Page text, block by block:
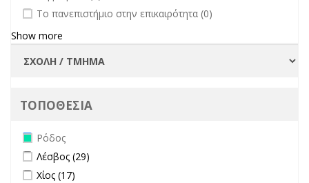
undefined
Το πανεπιστήμιο στην επικαιρότητα (0)
Show more
ΤΟΠΟΘΕΣΙΑ
Remove Ρόδος filter
Ρόδος
Apply Λέσβος filter
Λέσβος (29)
Apply Χίος filter
Χίος (17)